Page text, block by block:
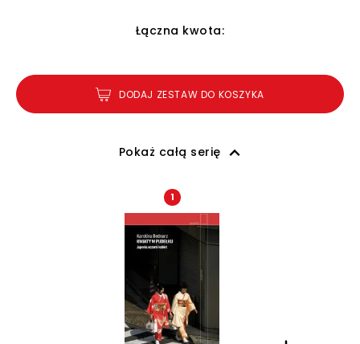
Łączna kwota:
DODAJ ZESTAW DO KOSZYKA
Pokaż całą serię
1